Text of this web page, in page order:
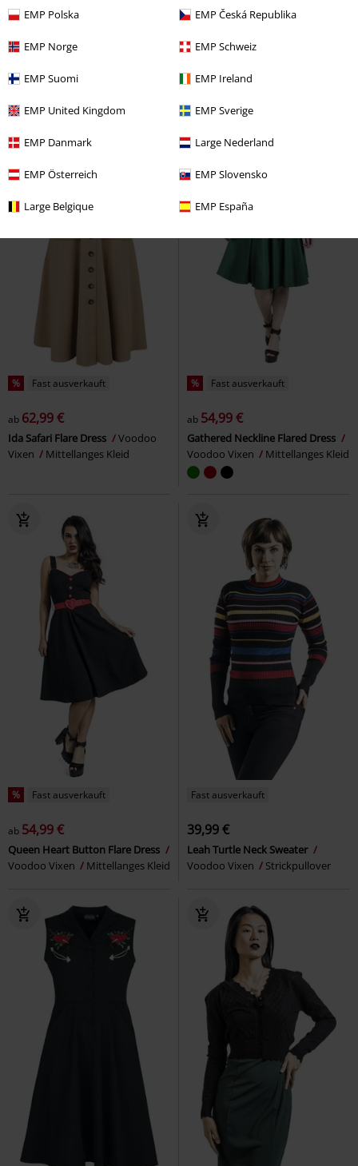
EMP Polska EMP Česká Republika
EMP Norge EMP Schweiz
EMP Suomi EMP Ireland
EMP United Kingdom EMP Sverige
EMP Danmark Large Nederland
EMP Österreich EMP Slovensko
Large Belgique EMP España
59,99 €
Spider Web Lace Pencil Dress
54,99 €
Moon Phase Cat Emb Cardigan
% Fast ausverkauft
ab 62,99 €
Ida Safari Flare Dress
Voodoo
Vixen
Mittellanges Kleid
% Fast ausverkauft
ab 54,99 €
Gathered Neckline Flared Dress
Voodoo Vixen
Mittellanges Kleid
% Fast ausverkauft
ab 54,99 €
Queen Heart Button Flare Dress
Voodoo Vixen
Mittellanges Kleid
Fast ausverkauft
39,99 €
Leah Turtle Neck Sweater
Voodoo Vixen
Strickpullover